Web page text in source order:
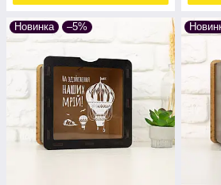
Новинка –5%